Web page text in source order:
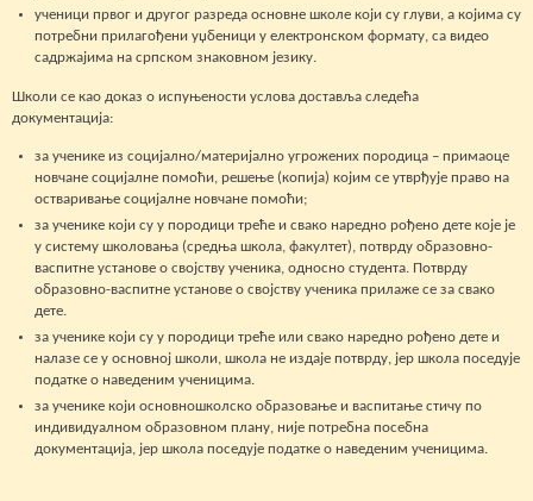
ученици првог и другог разреда основне школе који су глуви, а којима су
потребни прилагођени уџбеници у електронском формату, са видео
садржајима на српском знаковном језику.
Школи се као доказ о испуњености услова доставља следећа
документација:
за ученике из социјално/материјално угрожених породица – примаоце
новчане социјалне помоћи, решење (копија) којим се утврђује право на
остваривање социјалне новчане помоћи;
за ученике који су у породици треће и свако наредно рођено дете које је
у систему школовања (средња школа, факултет), потврду образовно-
васпитне установе о својству ученика, односно студента. Потврду
образовно-васпитне установе о својству ученика прилаже се за свако
дете.
за ученике који су у породици треће или свако наредно рођено дете и
налазе се у основној школи, школа не издаје потврду, јер школа поседује
податке о наведеним ученицима.
за ученике који основношколско образовање и васпитање стичу по
индивидуалном образовном плану, није потребна посебна
документација, јер школа поседује податке о наведеним ученицима.